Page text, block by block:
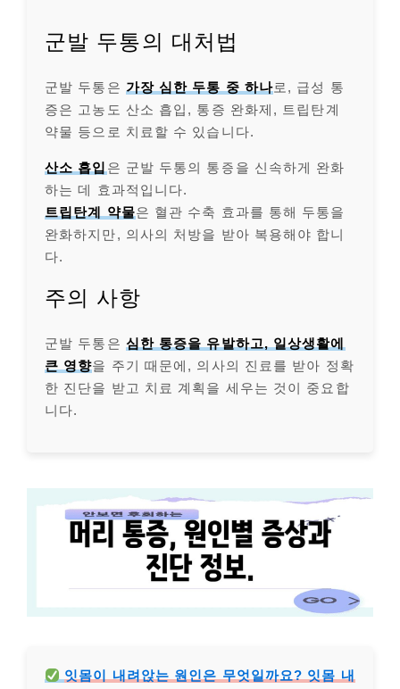
군발 두통의 대처법
군발 두통은 가장 심한 두통 중 하나로, 급성 통
증은 고농도 산소 흡입, 통증 완화제, 트립탄계
약물 등으로 치료할 수 있습니다.
산소 흡입 은 군발 두통의 통증을 신속하게 완화
하는 데 효과적입니다.
트립탄계 약물은 혈관 수축 효과를 통해 두통을
완화하지만, 의사의 처방을 받아 복용해야 합니
다.
주의 사항
군발 두통은 심한 통증을 유발하고, 일상생활에
큰 영향을 주기 때문에, 의사의 진료를 받아 정확
한 진단을 받고 치료 계획을 세우는 것이 중요합
니다.
잇몸이 내려앉는 원인은 무엇일까요? 잇몸 내